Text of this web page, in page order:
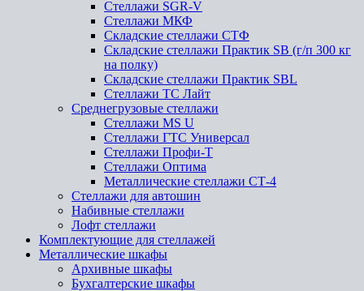
Стеллажи SGR-V
Стеллажи МКФ
Складские стеллажи СТФ
Складские стеллажи Практик SB (г/п 300 кг
на полку)
Складские стеллажи Практик SBL
Стеллажи ТС Лайт
Среднегрузовые стеллажи
Стеллажи MS U
Стеллажи ГТС Универсал
Стеллажи Профи-Т
Стеллажи Оптима
Металлические стеллажи СТ-4
Стеллажи для автошин
Набивные стеллажи
Лофт стеллажи
Комплектующие для стеллажей
Металлические шкафы
Архивные шкафы
Бухгалтерские шкафы